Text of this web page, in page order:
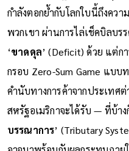
กำลังตอกย้ำกับโลกใบนี้ถึงคว
พวกเขา ผ่านการไล่เช็คบิลบ
‘ขาดดุล’ (Deficit) ด้วย แต่ก
กรอบ Zero-Sum Game แบบ
คำนับทางการค้าจากประเท
สหรัฐอเมริกาจะได้รับ — ที่บ้า
บรรณาการ’ (Tributary